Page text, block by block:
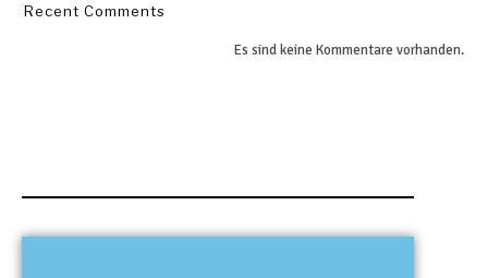
Recent Comments
Es sind keine Kommentare vorhanden.